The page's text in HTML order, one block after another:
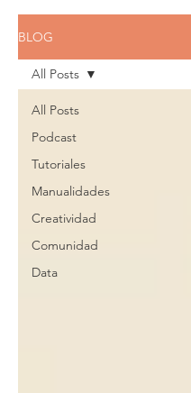
BLOG
All Posts
Podcast
Tutoriales
Manualidades
Creatividad
Comunidad
Data
All Posts